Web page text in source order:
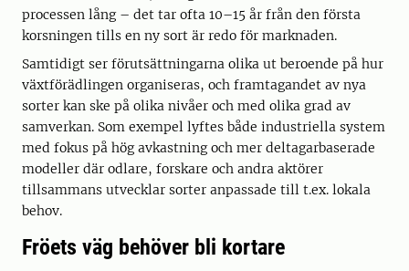
processen lång – det tar ofta 10–15 år från den första
korsningen tills en ny sort är redo för marknaden.
Samtidigt ser förutsättningarna olika ut beroende på hur
växtförädlingen organiseras, och framtagandet av nya
sorter kan ske på olika nivåer och med olika grad av
samverkan. Som exempel lyftes både industriella system
med fokus på hög avkastning och mer deltagarbaserade
modeller där odlare, forskare och andra aktörer
tillsammans utvecklar sorter anpassade till t.ex. lokala
behov.
Fröets väg behöver bli kortare